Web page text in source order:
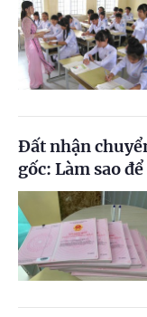
Đất nhận
gốc: Làm sao để